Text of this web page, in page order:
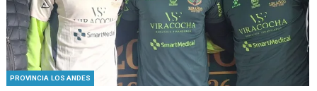
PROVINCIA LOS ANDES